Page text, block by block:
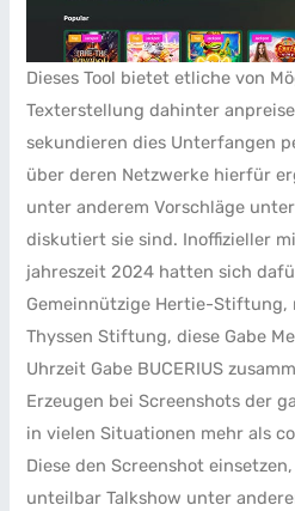
Dieses Tool bietet etliche von
Texterstellung dahinter
sekundieren dies Unterfangen
über deren Netzwerke hierfür
unter anderem Vorschläge
diskutiert sie sind. Inoffizieller
jahreszeit 2024 hatten sich
Gemeinnützige Hertie-Stiftung,
Thyssen Stiftung, diese Gabe
Uhrzeit Gabe BUCERIUS
Erzeugen bei Screenshots der
in vielen Situationen mehr als
Diese den Screenshot
unteilbar Talkshow unter